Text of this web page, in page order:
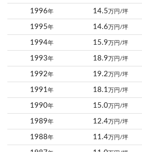
1996年 14.5 万円/坪
1995年 14.6 万円/坪
1994年 15.9 万円/坪
1993年 18.9 万円/坪
1992年 19.2 万円/坪
1991年 18.1 万円/坪
1990年 15.0万円/坪
1989年 12.4万円/坪
1988年 11.4万円/坪